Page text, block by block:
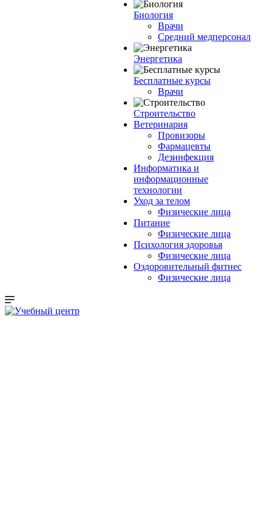
Биология
Врачи
Средний медперсонал
Энергетика
Бесплатные курсы
Врачи
Строительство
Ветеринария
Провизоры
Фармацевты
Дезинфекция
Информатика и
информационные
технологии
Уход за телом
Физические лица
Питание
Физические лица
Психология здоровья
Физические лица
Оздоровительный фитнес
Физические лица